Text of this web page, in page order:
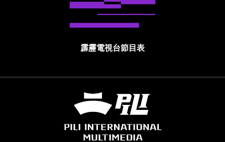
霹靂電視台節目表
霹靂國際多媒體股份有限公司 PILI